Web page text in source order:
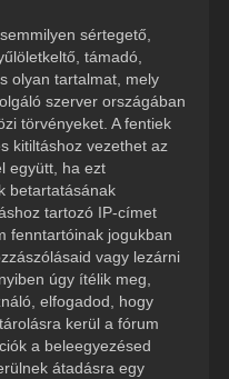
sértegető,
támadó,
olyan tartalmat, mely
szerver országában
törvényeket. A fentiek
kitiltáshoz vezethet az
együtt, ha ezt
betartatásának
tartozó IP-címet
fenntartóinak jogukban
vagy lezárni
úgy ítélik meg,
elfogadod, hogy
kerül a fórum
a beleegyezésed
átadásra egy